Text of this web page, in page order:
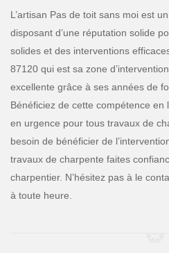
L’artisan Pas de toit sans moi est
disposant d’une réputation solide
solides et des interventions
87120 qui est sa zone
excellente grâce à ses années de
Bénéficiez de cette compétence
en urgence pour tous travaux de
besoin de bénéficier de
travaux de charpente faites
charpentier. N’hésitez pas à le
à toute heure.